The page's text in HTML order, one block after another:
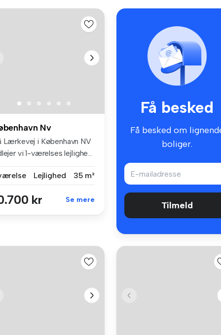
Nv
Lærkevej i København NV
vi 1-værelses lejlighe...
Lejlighed 35 m²
kr Se mere
Få besked
Få besked om
boliger.
Tilmeld